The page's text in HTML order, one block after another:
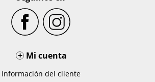
+ Mi cuenta
Información del cliente